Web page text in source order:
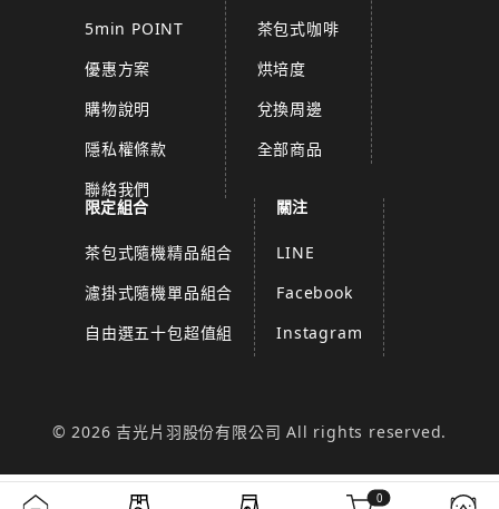
5min POINT
優惠方案
購物說明
隱私權條款
聯絡我們
茶包式咖啡
烘培度
兌換周邊
全部商品
限定組合
茶包式隨機精品組合
濾掛式隨機單品組合
自由選五十包超值組
關注
LINE
Facebook
Instagram
© 2026 吉光片羽股份有限公司 All rights reserved.
0